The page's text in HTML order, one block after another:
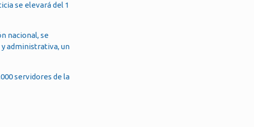
se elevará del 1
nacional, se
y administrativa, un
servidores de la